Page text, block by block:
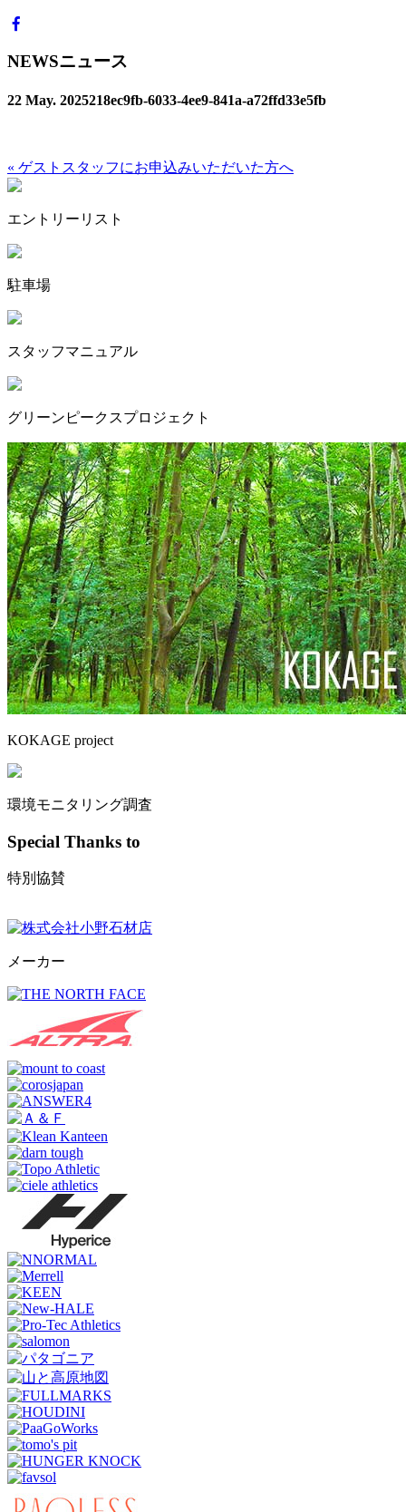
NEWSニュース
22 May. 2025218ec9fb-6033-4ee9-841a-a72ffd33e5fb
« ゲストスタッフにお申込みいただいた方へ
エントリーリスト
駐車場
スタッフマニュアル
グリーンピークスプロジェクト
KOKAGE project
環境モニタリング調査
Special Thanks to
特別協賛
メーカー